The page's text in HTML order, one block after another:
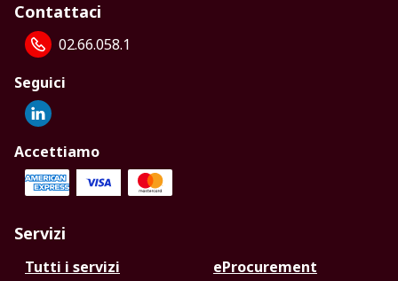
Contattaci
02.66.058.1
Seguici
Accettiamo
Servizi
Tutti i servizi
eProcurement